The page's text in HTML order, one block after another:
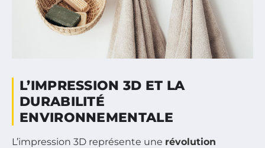
L’IMPRESSION 3D ET LA
DURABILITÉ
ENVIRONNEMENTALE
L’impression 3D représente une révolution